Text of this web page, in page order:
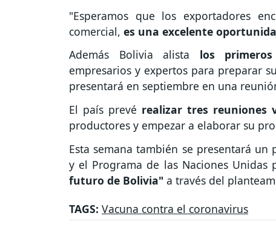
"Esperamos que los exportadores
comercial, es una excelente
Además Bolivia alista los
empresarios y expertos para preparar
presentará en septiembre en una
El país prevé realizar tres reuniones
productores y empezar a elaborar su
Esta semana también se presentará
y el Programa de las Naciones Unidas
futuro de Bolivia" a través del
TAGS: Vacuna contra el coronavirus